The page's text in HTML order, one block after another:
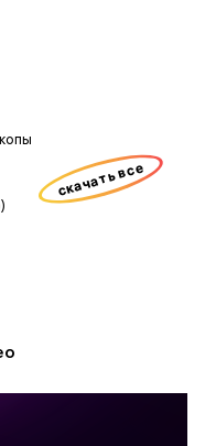
скачать все